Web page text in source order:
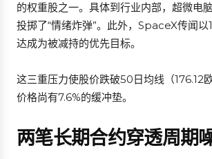
的权重股之一。具体到行业内部，超微电
投掷了“情绪炸弹”。此外，SpaceX传闻
达成为被减持的优先目标。
这三重压力使股价跌破50日均线（176.12
价格尚有7.6%的缓冲垫。
两笔长期合约穿透周期